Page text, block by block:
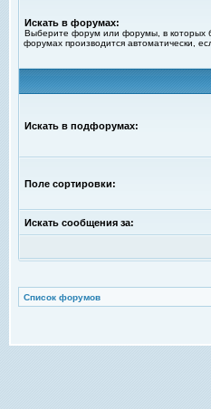
Искать в форумах:
Выберите форум или форумы, в которых
форумах производится автоматически,
Искать в подфорумах:
Поле сортировки:
Искать сообщения за:
Список форумов